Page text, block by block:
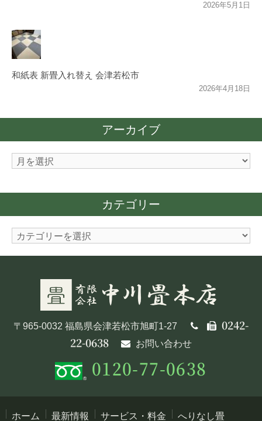
2026年5月1日
和紙表 新畳入れ替え 会津若松市
2026年4月18日
アーカイブ
ア
カ
カテゴリー
カ
〒965-0032 福島県会津若松市旭町1-27
0242-
22-0638
お問い合わせ
0120-77-0638
ホーム 最新情報 サービス・料金 へりなし畳